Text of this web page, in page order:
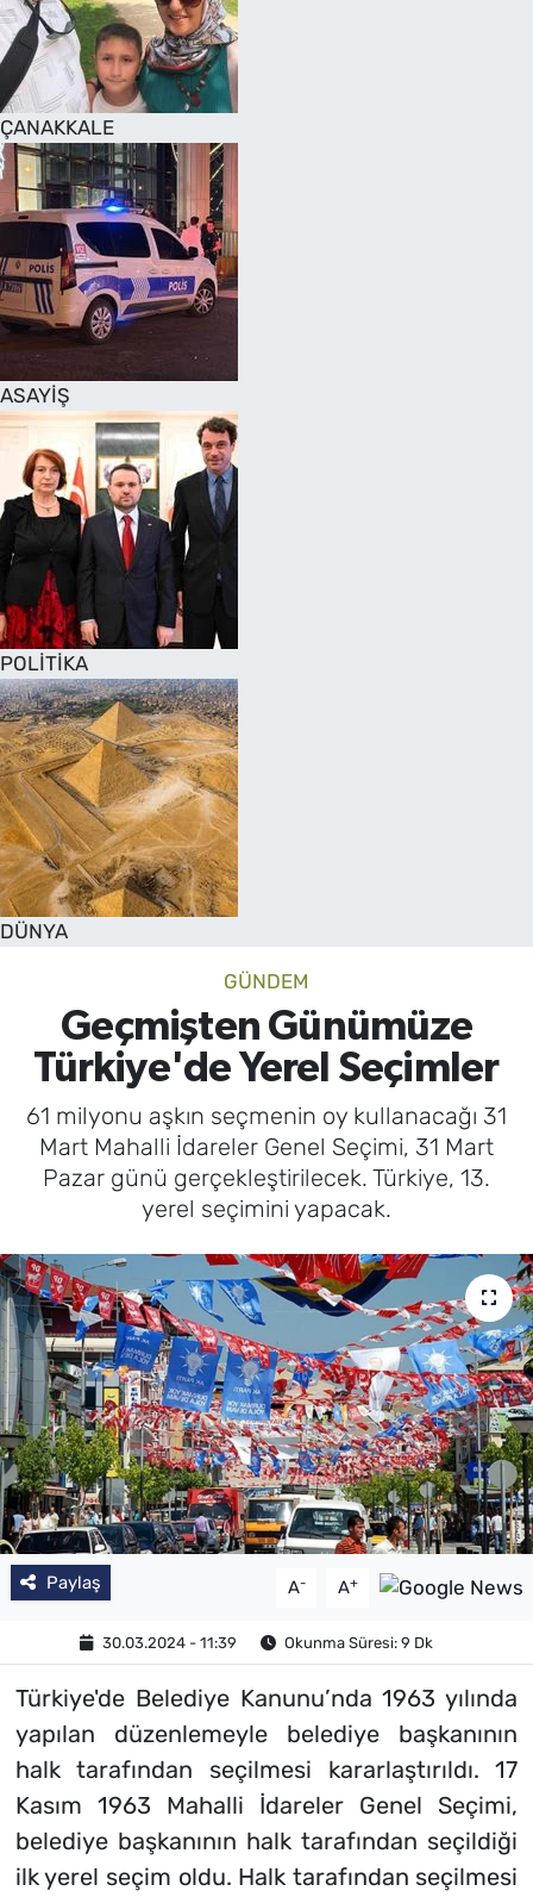
ÇANAKKALE
ASAYİŞ
POLİTİKA
DÜNYA
GÜNDEM
Geçmişten Günümüze
Türkiye'de Yerel Seçimler
61 milyonu aşkın seçmenin oy kullanacağı 31
Mart Mahalli İdareler Genel Seçimi, 31 Mart
Pazar günü gerçekleştirilecek. Türkiye, 13.
yerel seçimini yapacak.
Paylaş A- A+
30.03.2024 - 11:39 Okunma Süresi: 9 Dk
Türkiye'de Belediye Kanunu’nda 1963 yılında
yapılan düzenlemeyle belediye başkanının
halk tarafından seçilmesi kararlaştırıldı. 17
Kasım 1963 Mahalli İdareler Genel Seçimi,
belediye başkanının halk tarafından seçildiği
ilk yerel seçim oldu. Halk tarafından seçilmesi
SAĞLIK
TV REHBERİ